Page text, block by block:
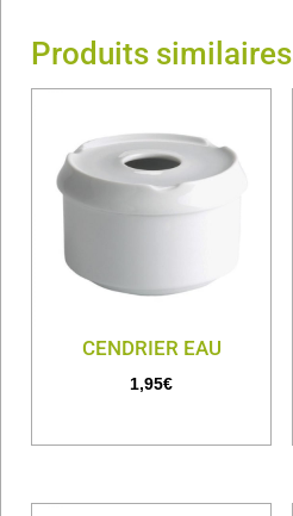
Produits similaires
CENDRIER EAU
1,95€